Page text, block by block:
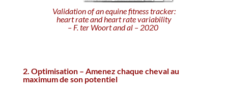
Validation of an equine fitness tracker:
heart rate and heart rate variability
– F. ter Woort and al – 2020
2. Optimisation – Amenez chaque cheval au
maximum de son potentiel